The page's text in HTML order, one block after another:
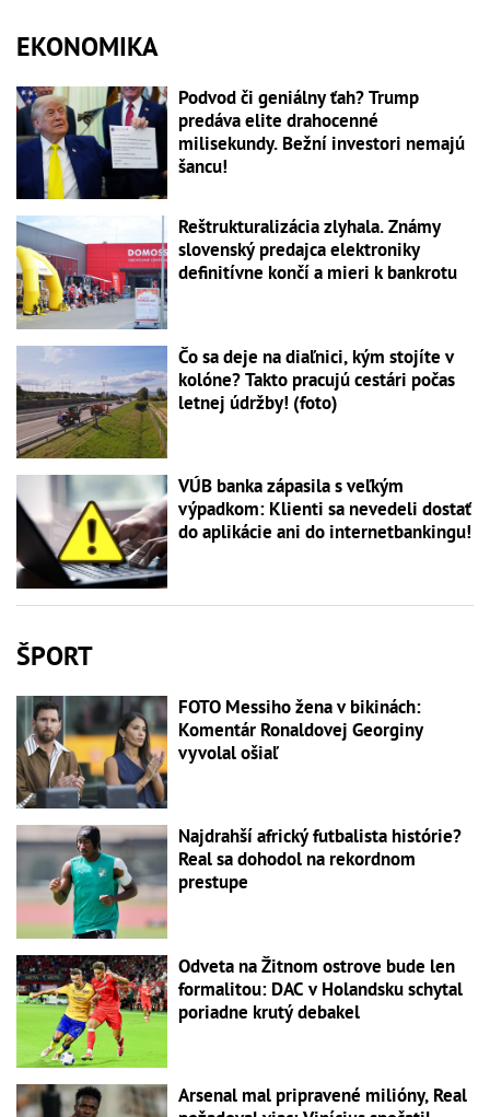
EKONOMIKA
Podvod či geniálny ťah? Trump
predáva elite drahocenné
milisekundy. Bežní investori nemajú
šancu!
Reštrukturalizácia zlyhala. Známy
slovenský predajca elektroniky
definitívne končí a mieri k bankrotu
Čo sa deje na diaľnici, kým stojíte v
kolóne? Takto pracujú cestári počas
letnej údržby! (foto)
VÚB banka zápasila s veľkým
výpadkom: Klienti sa nevedeli dostať
do aplikácie ani do internetbankingu!
ŠPORT
FOTO Messiho žena v bikinách:
Komentár Ronaldovej Georginy
vyvolal ošiaľ
Najdrahší africký futbalista histórie?
Real sa dohodol na rekordnom
prestupe
Odveta na Žitnom ostrove bude len
formalitou: DAC v Holandsku schytal
poriadne krutý debakel
Arsenal mal pripravené milióny, Real